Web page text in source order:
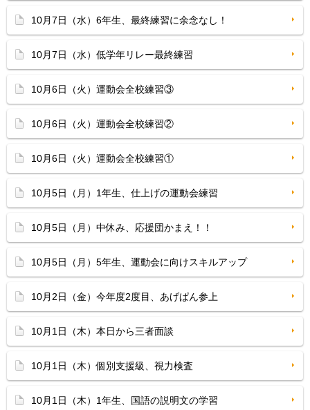
10月7日（水）6年生、最終練習に余念なし！
10月7日（水）低学年リレー最終練習
10月6日（火）運動会全校練習③
10月6日（火）運動会全校練習②
10月6日（火）運動会全校練習①
10月5日（月）1年生、仕上げの運動会練習
10月5日（月）中休み、応援団かまえ！！
10月5日（月）5年生、運動会に向けスキルアップ
10月2日（金）今年度2度目、あげぱん参上
10月1日（木）本日から三者面談
10月1日（木）個別支援級、視力検査
10月1日（木）1年生、国語の説明文の学習